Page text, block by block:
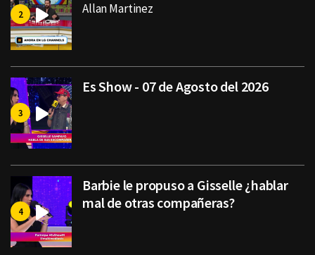
Allan Martinez
Es Show - 07 de Agosto del 2026
Barbie le propuso a Gisselle ¿hablar
mal de otras compañeras?